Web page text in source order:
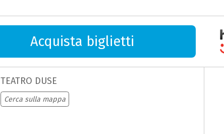
Acquista biglietti
TEATRO DUSE
Cerca sulla mappa